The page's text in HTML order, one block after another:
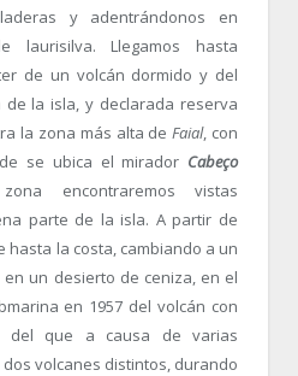
y adentrándonos en
laurisilva. Llegamos hasta
de un volcán dormido y del
la isla, y declarada reserva
la zona más alta deFaial, con
se ubica el mirador Cabeço
encontraremos vistas
parte de la isla. A partir de
hasta la costa, cambiando a un
un desierto de ceniza, en el
en 1957 del volcán con
del que a causa de varias
volcanes distintos, durando